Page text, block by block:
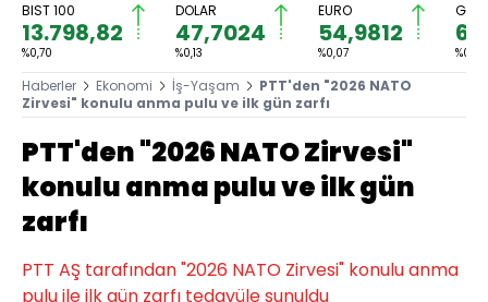
BIST 100
13.798,82
%0,70
DOLAR
47,7024
%0,13
EURO
54,9812
%0,07 %0,25
Haberler Ekonomi İş-Yaşam
PTT'den "2026 NATO
Zirvesi" konulu anma pulu ve ilk gün zarfı
PTT'den "2026 NATO Zirvesi"
konulu anma pulu ve ilk gün
zarfı
PTT AŞ tarafından "2026 NATO Zirvesi" konulu anma
pulu ile ilk gün zarfı tedavüle sunuldu